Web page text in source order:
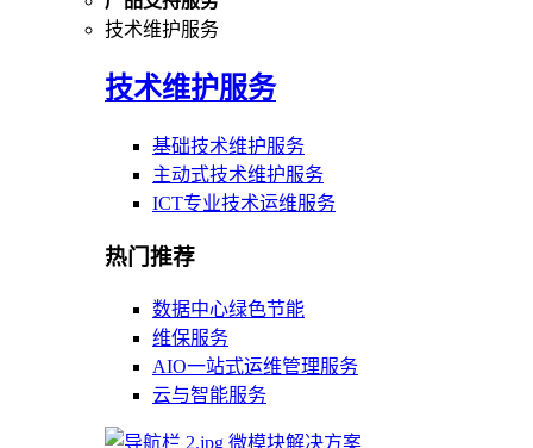
技术维护服务
技术维护服务
基础技术维护服务
主动式技术维护服务
ICT专业技术运维服务
热门推荐
数据中心绿色节能
维保服务
AIO一站式运维管理服务
云与智能服务
微模块解决方案